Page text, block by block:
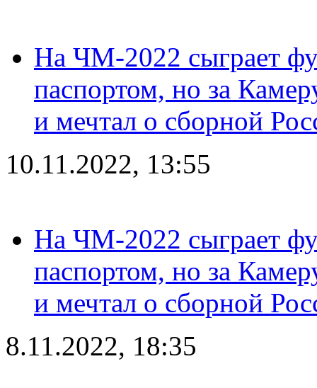
На ЧМ-2022 сыграет
паспортом, но за
и мечтал о сборной
10.11.2022, 13:55
На ЧМ-2022 сыграет
паспортом, но за
и мечтал о сборной
8.11.2022, 18:35